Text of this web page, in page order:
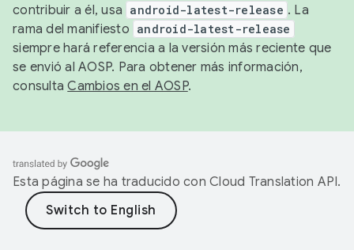
contribuir a él, usa android-latest-release . La
rama del manifiesto android-latest-release
siempre hará referencia a la versión más reciente que
se envió al AOSP. Para obtener más información,
consultaCambios en el AOSP.
Esta página se ha traducido con Cloud Translation API.